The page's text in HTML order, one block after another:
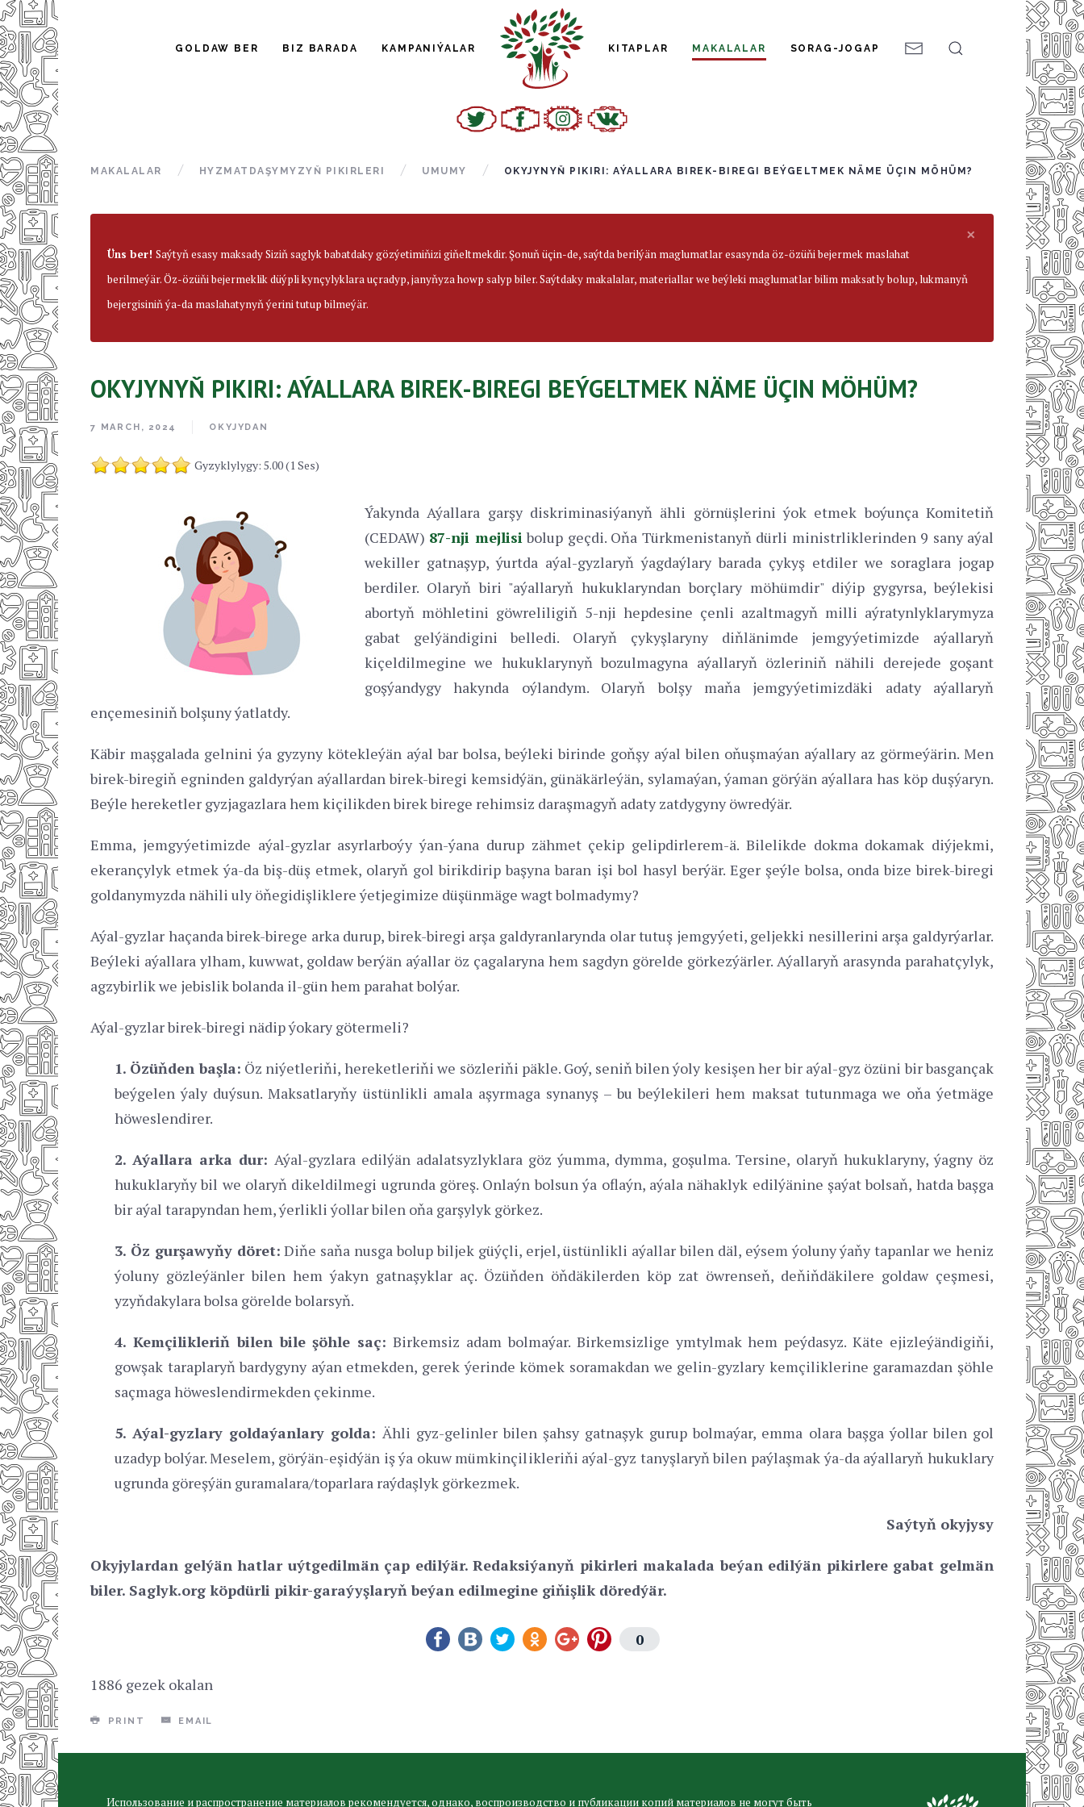
GOLDAW BER BIZ BARADA KAMPANIÝALAR KITAPLAR MAKALALAR SORAG-JOGAP
MAKALALAR HYZMATDAŞYMYZYŇ PIKIRLERI UMUMY OKYJYNYŇ PIKIRI: AÝALLARA BIREK-BIREGI BEÝGELTMEK NÄME ÜÇIN MÖHÜM?
×
Üns ber! Saýtyň esasy maksady Siziň saglyk babatdaky gözýetimiňizi giňeltmekdir. Şonuň üçin-de, saýtda berilýän maglumatlar esasynda öz-özüňi bejermek maslahat
berilmeýär. Öz-özüňi bejermeklik düýpli kynçylyklara uçradyp, janyňyza howp salyp biler. Saýtdaky makalalar, materiallar we beýleki maglumatlar bilim maksatly bolup, lukmanyň
bejergisiniň ýa-da maslahatynyň ýerini tutup bilmeýär.
OKYJYNYŇ PIKIRI: AÝALLARA BIREK-BIREGI BEÝGELTMEK NÄME ÜÇIN MÖHÜM?
7 MARCH, 2024 OKYJYDAN
Gyzyklylygy: 5.00 (1 Ses)
Ýakynda Aýallara garşy diskriminasiýanyň ähli görnüşlerini ýok etmek boýunça Komitetiň
(CEDAW) 87-nji mejlisibolup geçdi. Oňa Türkmenistanyň dürli ministrliklerinden 9 sany aýal
wekiller gatnaşyp, ýurtda aýal-gyzlaryň ýagdaýlary barada çykyş etdiler we soraglara jogap
berdiler. Olaryň biri "aýallaryň hukuklaryndan borçlary möhümdir" diýip gygyrsa, beýlekisi
abortyň möhletini göwreliligiň 5-nji hepdesine çenli azaltmagyň milli aýratynlyklarymyza
gabat gelýändigini belledi. Olaryň çykyşlaryny diňlänimde jemgyýetimizde aýallaryň
kiçeldilmegine we hukuklarynyň bozulmagyna aýallaryň özleriniň nähili derejede goşant
goşýandygy hakynda oýlandym. Olaryň bolşy maňa jemgyýetimizdäki adaty aýallaryň
ençemesiniň bolşuny ýatlatdy.
Käbir maşgalada gelnini ýa gyzyny kötekleýän aýal bar bolsa, beýleki birinde goňşy aýal bilen oňuşmaýan aýallary az görmeýärin. Men
birek-biregiň egninden galdyrýan aýallardan birek-biregi kemsidýän, günäkärleýän, sylamaýan, ýaman görýän aýallara has köp duşýaryn.
Beýle hereketler gyzjagazlara hem kiçilikden birek birege rehimsiz daraşmagyň adaty zatdygyny öwredýär.
Emma, jemgyýetimizde aýal-gyzlar asyrlarboýy ýan-ýana durup zähmet çekip gelipdirlerem-ä. Bilelikde dokma dokamak diýjekmi,
ekerançylyk etmek ýa-da biş-düş etmek, olaryň gol birikdirip başyna baran işi bol hasyl berýär. Eger şeýle bolsa, onda bize birek-biregi
goldanymyzda nähili uly öňegidişliklere ýetjegimize düşünmäge wagt bolmadymy?
Aýal-gyzlar haçanda birek-birege arka durup, birek-biregi arşa galdyranlarynda olar tutuş jemgyýeti, geljekki nesillerini arşa galdyrýarlar.
Beýleki aýallara ylham, kuwwat, goldaw berýän aýallar öz çagalaryna hem sagdyn görelde görkezýärler. Aýallaryň arasynda parahatçylyk,
agzybirlik we jebislik bolanda il-gün hem parahat bolýar.
Aýal-gyzlar birek-biregi nädip ýokary götermeli?
1. Özüňden başla: Öz niýetleriňi, hereketleriňi we sözleriňi päkle. Goý, seniň bilen ýoly kesişen her bir aýal-gyz özüni bir basgançak
beýgelen ýaly duýsun. Maksatlaryňy üstünlikli amala aşyrmaga synanyş – bu beýlekileri hem maksat tutunmaga we oňa ýetmäge
höweslendirer.
2. Aýallara arka dur: Aýal-gyzlara edilýän adalatsyzlyklara göz ýumma, dymma, goşulma. Tersine, olaryň hukuklaryny, ýagny öz
hukuklaryňy bil we olaryň dikeldilmegi ugrunda göreş. Onlaýn bolsun ýa oflaýn, aýala nähaklyk edilýänine şaýat bolsaň, hatda başga
bir aýal tarapyndan hem, ýerlikli ýollar bilen oňa garşylyk görkez.
3. Öz gurşawyňy döret: Diňe saňa nusga bolup biljek güýçli, erjel, üstünlikli aýallar bilen däl, eýsem ýoluny ýaňy tapanlar we heniz
ýoluny gözleýänler bilen hem ýakyn gatnaşyklar aç. Özüňden öňdäkilerden köp zat öwrenseň, deňiňdäkilere goldaw çeşmesi,
yzyňdakylara bolsa görelde bolarsyň.
4. Kemçilikleriň bilen bile şöhle saç: Birkemsiz adam bolmaýar. Birkemsizlige ymtylmak hem peýdasyz. Käte ejizleýändigiňi,
gowşak taraplaryň bardygyny aýan etmekden, gerek ýerinde kömek soramakdan we gelin-gyzlary kemçiliklerine garamazdan şöhle
saçmaga höweslendirmekden çekinme.
5. Aýal-gyzlary goldaýanlary golda: Ähli gyz-gelinler bilen şahsy gatnaşyk gurup bolmaýar, emma olara başga ýollar bilen gol
uzadyp bolýar. Meselem, görýän-eşidýän iş ýa okuw mümkinçilikleriňi aýal-gyz tanyşlaryň bilen paýlaşmak ýa-da aýallaryň hukuklary
ugrunda göreşýän guramalara/toparlara raýdaşlyk görkezmek.
Saýtyň okyjysy
Okyjylardan gelýän hatlar uýtgedilmän çap edilýär. Redaksiýanyň pikirleri makalada beýan edilýän pikirlere gabat gelmän
biler. Saglyk.org köpdürli pikir-garaýyşlaryň beýan edilmegine giňişlik döredýär.
0
1886 gezek okalan
PRINT EMAIL
Использование и распространение материалов рекомендуется, однако, воспроизводство и публикации копий материалов не могут быть